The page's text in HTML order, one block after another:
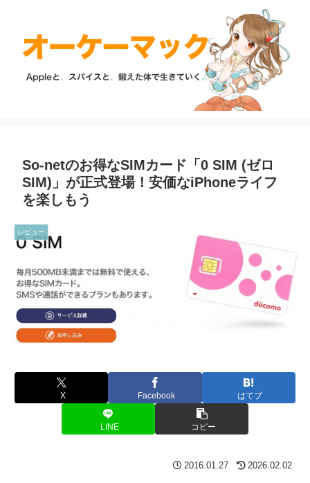
So-netのお得なSIMカード「0 SIM (ゼロ
SIM)」が正式登場！安価なiPhoneライフ
を楽しもう
レビュー
X Facebook はてブ
LINE コピー
2016.01.27 2026.02.02